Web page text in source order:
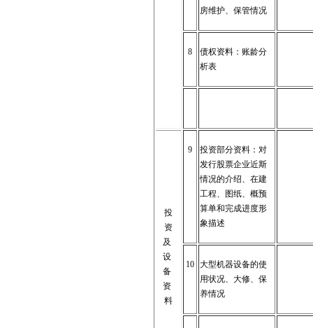
房维护、保管情况
8
债权资料：账龄分
析表
投
资
及
设
备
资
料
9
投资部分资料：对
发行股票企业近斯
情况的介绍、在建
工程、图纸、概预
算单和完成进度形
象描述
10 大型机器设备的使
用状况、大修、保
养情况